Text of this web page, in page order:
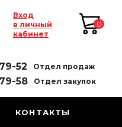
0
Вход
в личный
кабинет
52 Отдел продаж
58 Отдел закупок
КОНТАКТЫ